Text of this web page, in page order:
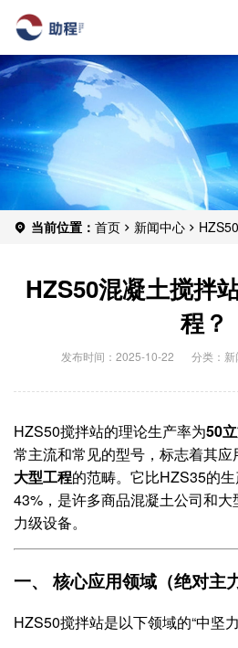
当前位置： 首页 新闻中心
HZS50混凝土搅拌
程？
发布时间：2025-10-22 分类：
HZS50搅拌站的理论生产率为50
常主流和常见的型号，标志着其应
大型工程的范畴。它比HZS35的
43%，是许多商品混凝土公司和
力级设备。
一、 核心应用领域（绝对主
HZS50搅拌站是以下领域的“中坚力